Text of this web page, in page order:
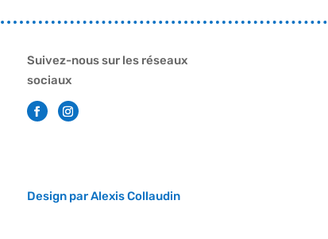
Suivez-nous sur les réseaux
sociaux
Design par Alexis Collaudin